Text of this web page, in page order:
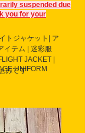
suspended due
you for your
ト ジャケット| ア
イテム | 迷彩服
JACKET |
UNIFORM
みです